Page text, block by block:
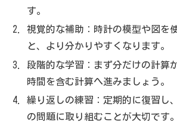
す。
視覚的な補助：時計の模型や図を
と、より分かりやすくなります。
段階的な学習：まず分だけの計算
時間を含む計算へ進みましょう。
繰り返しの練習：定期的に復習し
の問題に取り組むことが大切です。